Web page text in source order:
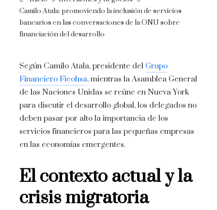
Camilo Atala: promoviendo la inclusión de servicios
bancarios en las conversaciones de la ONU sobre
financiación del desarrollo
Según Camilo Atala, presidente del Grupo
Financiero Ficohsa, mientras la Asamblea General
de las Naciones Unidas se reúne en Nueva York
para discutir el desarrollo global, los delegados no
deben pasar por alto la importancia de los
servicios financieros para las pequeñas empresas
en las economías emergentes.
El contexto actual y la
crisis migratoria